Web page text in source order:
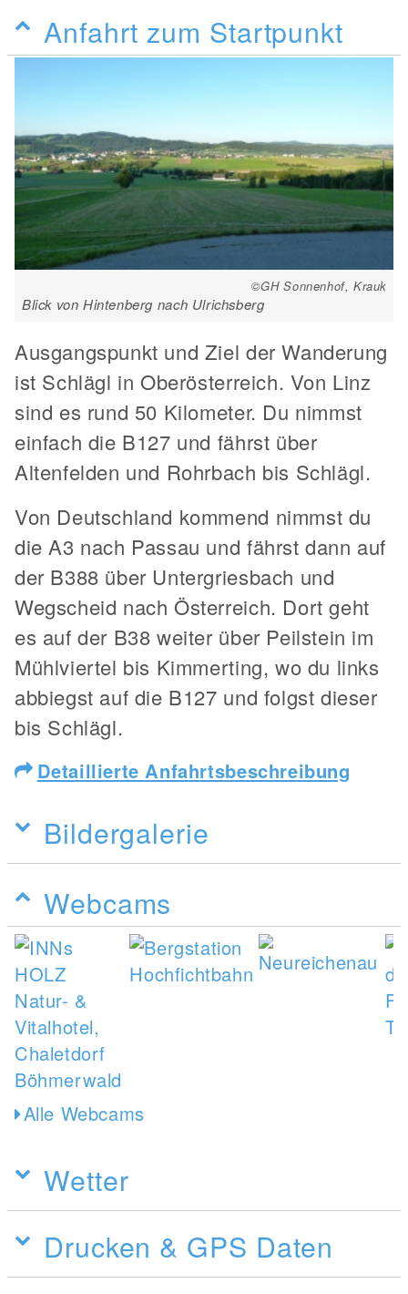
Anfahrt zum Startpunkt
©GH Sonnenhof, Krauk
Blick von Hintenberg nach Ulrichsberg
Ausgangspunkt und Ziel der Wanderung
ist Schlägl in Oberösterreich. Von Linz
sind es rund 50 Kilometer. Du nimmst
einfach die B127 und fährst über
Altenfelden und Rohrbach bis Schlägl.
Von Deutschland kommend nimmst du
die A3 nach Passau und fährst dann auf
der B388 über Untergriesbach und
Wegscheid nach Österreich. Dort geht
es auf der B38 weiter über Peilstein im
Mühlviertel bis Kimmerting, wo du links
abbiegst auf die B127 und folgst dieser
bis Schlägl.
Detaillierte Anfahrtsbeschreibung
Bildergalerie
Webcams
Alle Webcams
Wetter
Drucken & GPS Daten